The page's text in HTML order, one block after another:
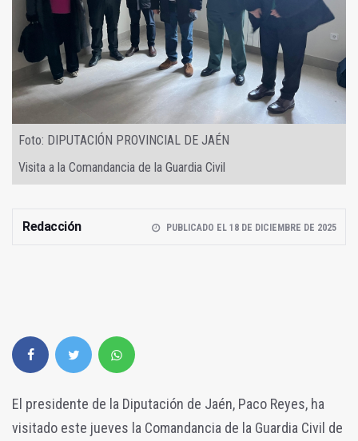
Foto: DIPUTACIÓN PROVINCIAL DE JAÉN
Visita a la Comandancia de la Guardia Civil
Redacción PUBLICADO EL 18 DE DICIEMBRE DE 2025
El presidente de la Diputación de Jaén, Paco Reyes, ha
visitado este jueves la Comandancia de la Guardia Civil de